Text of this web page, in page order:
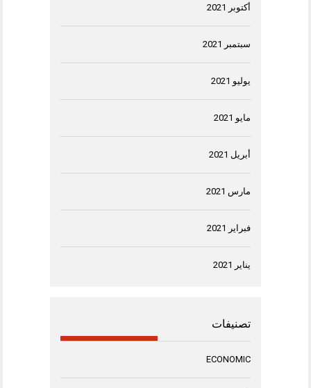
أكتوبر 2021
سبتمبر 2021
يوليو 2021
مايو 2021
أبريل 2021
مارس 2021
فبراير 2021
يناير 2021
تصنيفات
ECONOMIC